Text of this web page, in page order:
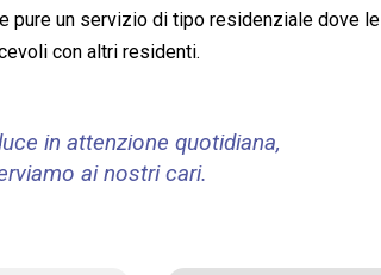
pure un servizio di tipo residenziale dove le
con altri residenti.
in attenzione quotidiana,
ai nostri cari.